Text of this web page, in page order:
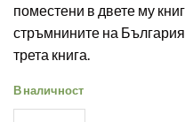
поместени в двете му
стръмнините на
трета книга.
В наличност